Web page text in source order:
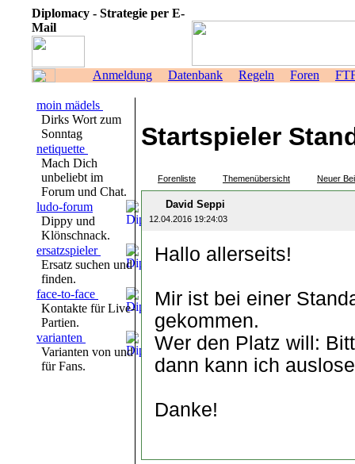
Diplomacy - Strategie per E-
Mail
Anmeldung Datenbank Regeln Foren
moin mädels
Dirks Wort zum
Sonntag
netiquette
Mach Dich
unbeliebt im
Forum und Chat.
ludo-forum
Dippy und
Klönschnack.
ersatzspieler
Ersatz suchen und
finden.
face-to-face
Kontakte für Live-
Partien.
varianten
Varianten von und
für Fans.
Startspieler
Forenliste Themenübersicht Neuer
David Seppi
12.04.2016 19:24:03
Hallo allerseits!
Mir ist bei einer
gekommen.
Wer den Platz will:
dann kann ich
Danke!